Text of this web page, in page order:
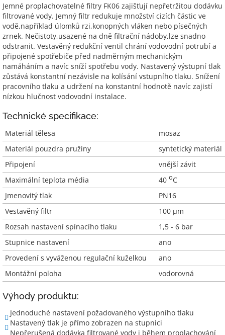
Jemné proplachovatelné filtry FK06 zajišťují nepřetržitou dodávku
filtrované vody. Jemný filtr redukuje množství cizích částic ve
vodě,například úlomků rzi,konopných vláken nebo písečných
zrnek. Nečistoty,usazené na dně filtrační nádoby,lze snadno
odstranit. Vestavěný redukční ventil chrání vodovodní potrubí a
připojené spotřebiče před nadměrným mechanickým
namáháním a navíc sníží spotřebu vody. Nastavený výstupní tlak
zůstává konstantní nezávisle na kolísání vstupního tlaku. Snížení
pracovního tlaku a udržení na konstantní hodnotě navíc zajistí
nízkou hlučnost vodovodní instalace.
Technické specifikace:
Materiál tělesa
mosaz
Materiál pouzdra pružiny
syntetický materiál
Připojení
vnější závit
Maximální teplota média
40 oC
Jmenovitý tlak
PN16
Vestavěný filtr
100 µm
Rozsah nastavení spínacího tlaku
1,5 - 6 bar
Stupnice nastavení
ano
Provedení s vyváženou regulační kuželkou
ano
Montážní poloha
vodorovná
Výhody produktu:
Jednoduché nastavení požadovaného výstupního tlaku
Nastavený tlak je přímo zobrazen na stupnici
Nepřerušená dodávka filtrované vody i během proplachování